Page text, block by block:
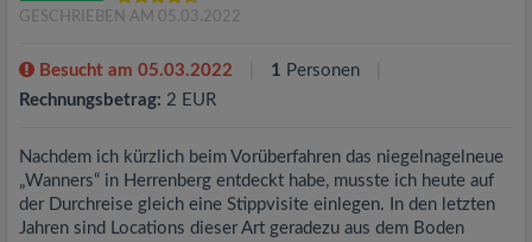
GESCHRIEBEN AM 05.03.2022
Besucht am 05.03.2022 1 Personen
Rechnungsbetrag: 2 EUR
Nachdem ich kürzlich beim Vorüberfahren das niegelnagelneue
„Wanners“ in Herrenberg entdeckt habe, musste ich heute auf
der Durchreise gleich eine Stippvisite einlegen. In den letzten
Jahren sind Locations dieser Art geradezu aus dem Boden